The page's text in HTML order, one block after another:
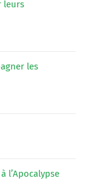
leurs
les
l’Apocalypse